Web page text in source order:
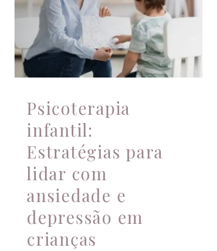
Atendimento Online
depressão em
crianças
Atendimento Online
Atendimento psicológico
Estratégias família Psicologia Psicoterapia
Psicoterapia infantil saúde mental
Psicoterapia
infantil:
Estratégias para
lidar com
ansiedade e
depressão em
crianças